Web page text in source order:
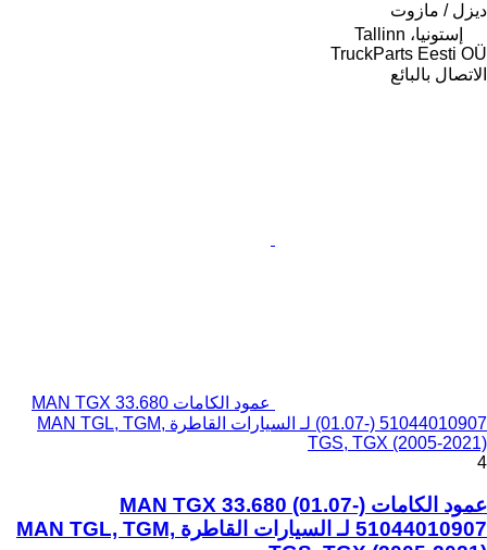
ديزل / مازوت
إستونيا، Tallinn
TruckParts Eesti OÜ
الاتصال بالبائع
عمود الكامات MAN TGX 33.680
(01.07-) 51044010907 لـ السيارات القاطرة MAN TGL, TGM,
TGS, TGX (2005-2021)
4
عمود الكامات MAN TGX 33.680 (01.07-)
51044010907 لـ السيارات القاطرة MAN TGL, TGM,